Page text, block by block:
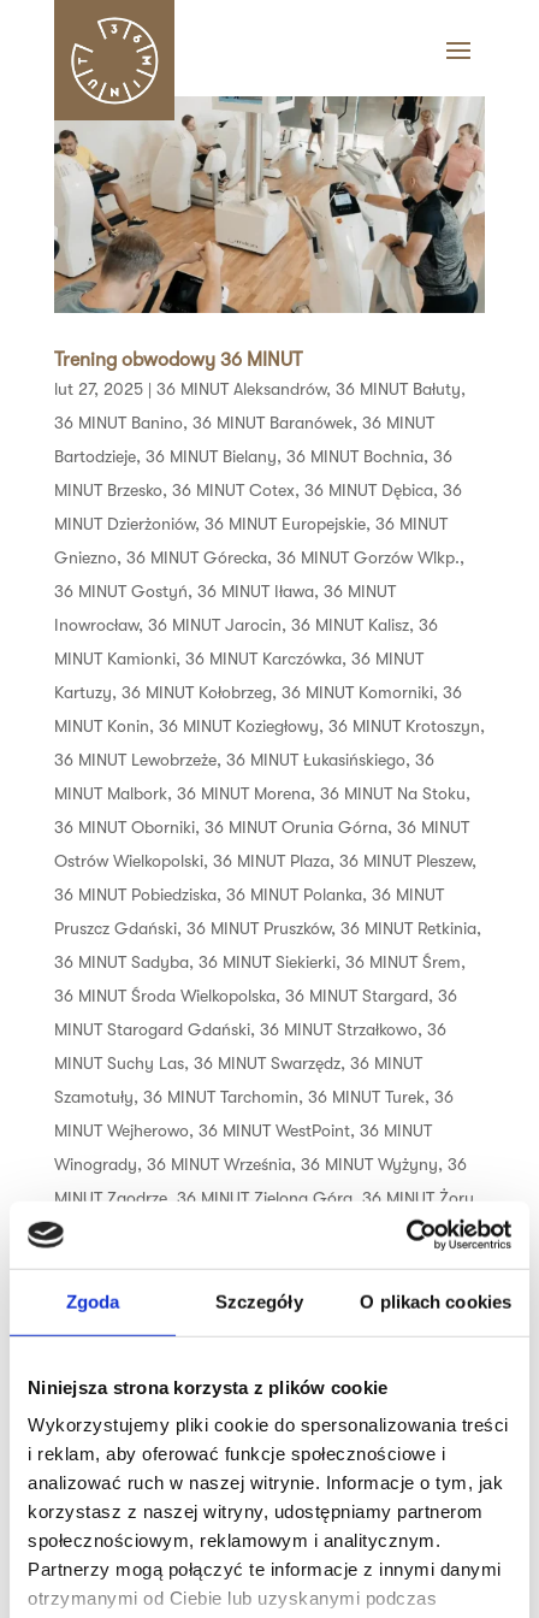
Zgoda Szczegóły O plikach cookies
Niniejsza strona korzysta z plików cookie
Wykorzystujemy pliki cookie do spersonalizowania treści
i reklam, aby oferować funkcje społecznościowe i
analizować ruch w naszej witrynie. Informacje o tym, jak
korzystasz z naszej witryny, udostępniamy partnerom
społecznościowym, reklamowym i analitycznym.
Partnerzy mogą połączyć te informacje z innymi danymi
otrzymanymi od Ciebie lub uzyskanymi podczas
Trening obwodowy 36 MINUT
lut 27, 2025| 36 MINUT Aleksandrów, 36 MINUT Bałuty,
36 MINUT Banino, 36 MINUT Baranówek, 36 MINUT
Bartodzieje, 36 MINUT Bielany, 36 MINUT Bochnia, 36
MINUT Brzesko, 36 MINUT Cotex, 36 MINUT Dębica, 36
MINUT Dzierżoniów, 36 MINUT Europejskie, 36 MINUT
Gniezno, 36 MINUT Górecka, 36 MINUT Gorzów Wlkp.,
36 MINUT Gostyń, 36 MINUT Iława, 36 MINUT
Inowrocław, 36 MINUT Jarocin, 36 MINUT Kalisz, 36
MINUT Kamionki, 36 MINUT Karczówka, 36 MINUT
Kartuzy, 36 MINUT Kołobrzeg, 36 MINUT Komorniki, 36
MINUT Konin, 36 MINUT Koziegłowy, 36 MINUT Krotoszyn,
36 MINUT Lewobrzeże, 36 MINUT Łukasińskiego, 36
MINUT Malbork, 36 MINUT Morena, 36 MINUT Na Stoku,
36 MINUT Oborniki, 36 MINUT Orunia Górna, 36 MINUT
Ostrów Wielkopolski, 36 MINUT Plaza, 36 MINUT Pleszew,
36 MINUT Pobiedziska, 36 MINUT Polanka, 36 MINUT
Pruszcz Gdański, 36 MINUT Pruszków, 36 MINUT Retkinia,
36 MINUT Sadyba, 36 MINUT Siekierki, 36 MINUT Śrem,
36 MINUT Środa Wielkopolska, 36 MINUT Stargard, 36
MINUT Starogard Gdański, 36 MINUT Strzałkowo, 36
MINUT Suchy Las, 36 MINUT Swarzędz, 36 MINUT
Szamotuły, 36 MINUT Tarchomin, 36 MINUT Turek, 36
MINUT Wejherowo, 36 MINUT WestPoint, 36 MINUT
Winogrady, 36 MINUT Września, 36 MINUT Wyżyny, 36
MINUT Zaodrze, 36 MINUT Zielona Góra, 36 MINUT Żory
36 MINUT Żywiec
Trening dopasowany do Twoich
w siłowni. 12 ustawionych w okręgu
urządzeń tworzy obwód siłowo-
wytrzymałościowy, dzięki czemu trening
jest efektywny i skuteczny. Połączenie
treningu cardio...